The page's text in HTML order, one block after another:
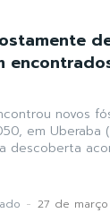
novos
em Uberaba
descoberta
- 27 de